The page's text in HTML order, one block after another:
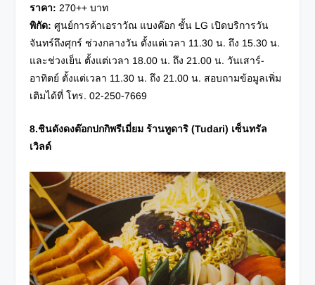
ราคา: 270++ บาท
พิกัด: ศูนย์การค้าเอราวัณ แบงค๊อก ชั้น LG เปิดบริการวัน
จันทร์ถึงศุกร์ ช่วงกลางวัน ตั้งแต่เวลา 11.30 น. ถึง 15.30 น.
และช่วงเย็น ตั้งแต่เวลา 18.00 น. ถึง 21.00 น. วันเสาร์-
อาทิตย์ ตั้งแต่เวลา 11.30 น. ถึง 21.00 น. สอบถามข้อมูลเพิ่ม
เติมได้ที่ โทร. 02-250-7669
8.ชินดังดงต๊อกปกกิพรีเมี่ยม ร้านทูดาริ (Tudari) เซ็นทรัล
เวิลด์